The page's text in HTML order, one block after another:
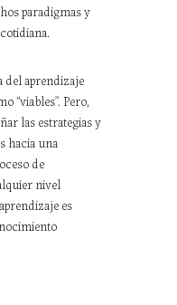
paradigmas y
del aprendizaje
“viables”. Pero,
las estrategias y
hacia una
de
nivel
es